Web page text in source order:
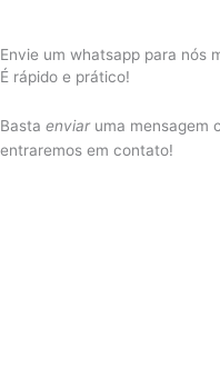
Envie um whatsapp para nós
É rápido e prático!
Basta enviar uma mensagem
entraremos em contato!